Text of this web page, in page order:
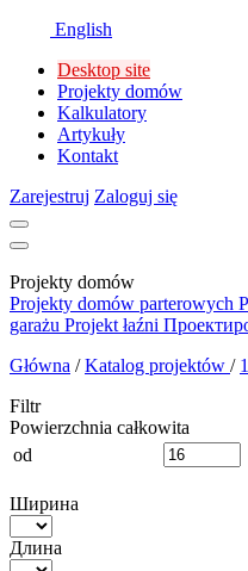
English
Desktop site
Projekty domów
Kalkulatory
Artykuły
Kontakt
Zarejestruj Zaloguj się
Projekty domów
Projekty domów parterowych
garażu Projekt łaźni
Główna / Katalog projektów /
Filtr
Powierzchnia całkowita
od
Ширина
Длина